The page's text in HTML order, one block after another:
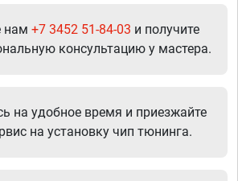
нам +7 3452 51-84-03 и получите
консультацию у мастера.
на удобное время и приезжайте
на установку чип тюнинга.